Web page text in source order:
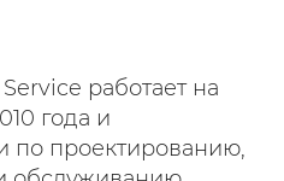
работает на
года и
по проектированию,